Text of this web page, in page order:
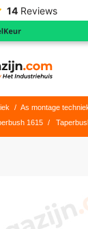
14 Reviews
/ As montage
1615 /